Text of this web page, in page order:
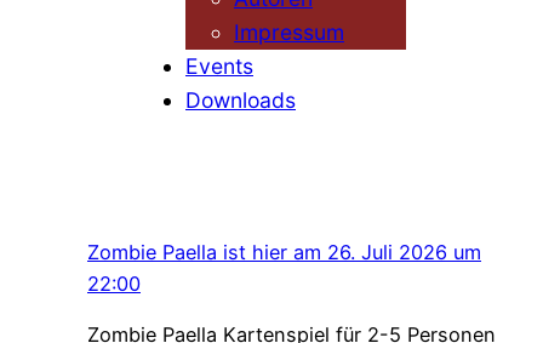
Impressum
Events
Downloads
Zombie Paella ist hier am 26. Juli 2026 um
22:00
Zombie Paella Kartenspiel für 2-5 Personen